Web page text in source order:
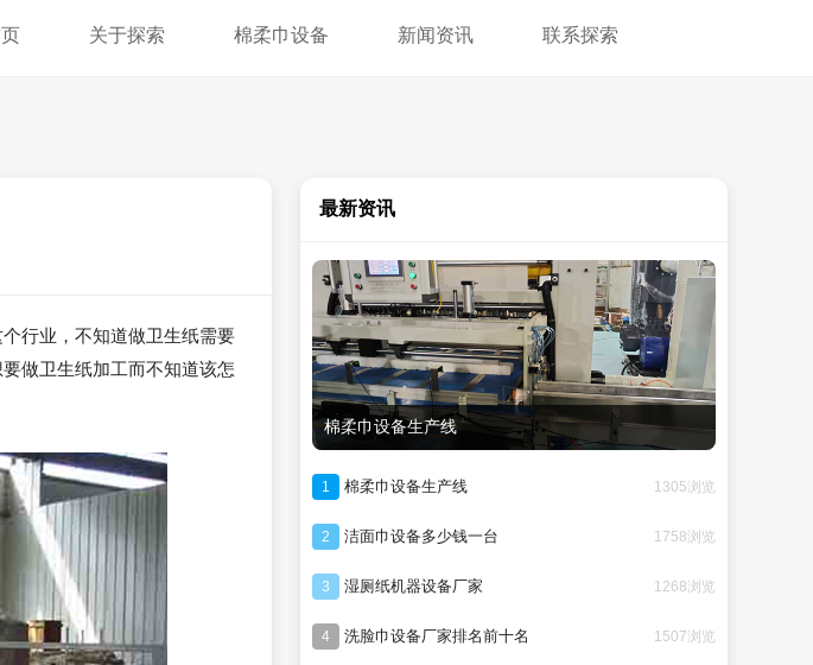
关于探索 棉柔巾设备 新闻资讯 联系探索
行业，不知道做卫生纸需要
做卫生纸加工而不知道该怎
最新资讯
棉柔巾设备生产线
1 棉柔巾设备生产线 1305浏览
2 洁面巾设备多少钱一台 1758浏览
3 湿厕纸机器设备厂家 1268浏览
4 洗脸巾设备厂家排名前十名 1507浏览